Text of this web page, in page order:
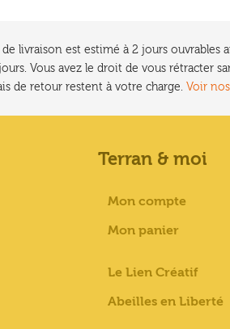
livraison est estimé à 2 jours ouvrables
Vous avez le droit de vous rétracter
de retour restent à votre charge. Voir
Terran & moi
Mon compte
Mon panier
Le Lien Créatif
Abeilles en Liberté